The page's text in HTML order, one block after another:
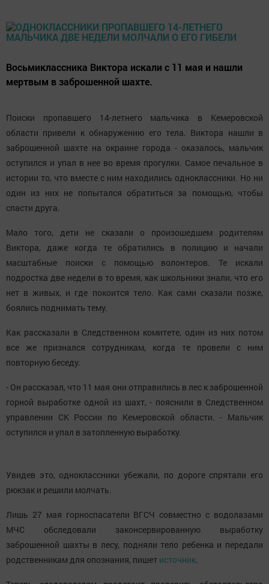
Восьмиклассника Виктора искали с 11 мая и нашли
мертвым в заброшенной шахте.
Поиски пропавшего 14-летнего мальчика в Кемеровской
области привели к обнаружению его тела. Виктора нашли в
заброшенной шахте на окраине города - оказалось, мальчик
оступился и упал в нее во время прогулки. Самое печальное в
истории то, что вместе с ним находились одноклассники. Но ни
один из них не попытался обратиться за помощью, чтобы
спасти друга.
Мало того, дети не сказали о произошедшем родителям
Виктора, даже когда те обратились в полицию и начали
масштабные поиски с помощью волонтеров. Те искали
подростка две недели в то время, как школьники знали, что его
нет в живых, и где покоится тело. Как сами сказали позже,
боялись поднимать тему.
Как рассказали в Следственном комитете, один из них потом
все же признался сотрудникам, когда те провели с ним
повторную беседу.
- Он рассказал, что 11 мая они отправились в лес к заброшенной
горной выработке одной из шахт, - пояснили в Следственном
управлении СК России по Кемеровской области. - Мальчик
оступился и упал в затопленную выработку.
Увидев это, одноклассники убежали, по дороге спрятали его
рюкзак и решили молчать.
Лишь 27 мая горноспасатели ВГСЧ совместно с водолазами
МЧС обследовали законсервированную выработку
заброшенной шахты в лесу, подняли тело ребенка и передали
родственникам для опознания, пишет источник.